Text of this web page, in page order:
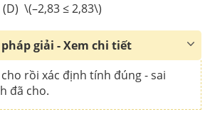
\(–2,83 ≤ 2,83\)
giải - Xem chi tiết
rồi xác định tính đúng - sai
đã cho.